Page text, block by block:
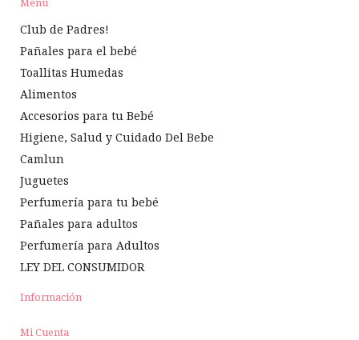
Club de Padres!
Pañales para el bebé
Toallitas Humedas
Alimentos
Accesorios para tu Bebé
Higiene, Salud y Cuidado Del Bebe
Camlun
Juguetes
Perfumería para tu bebé
Pañales para adultos
Perfumería para Adultos
LEY DEL CONSUMIDOR
Información
Mi Cuenta